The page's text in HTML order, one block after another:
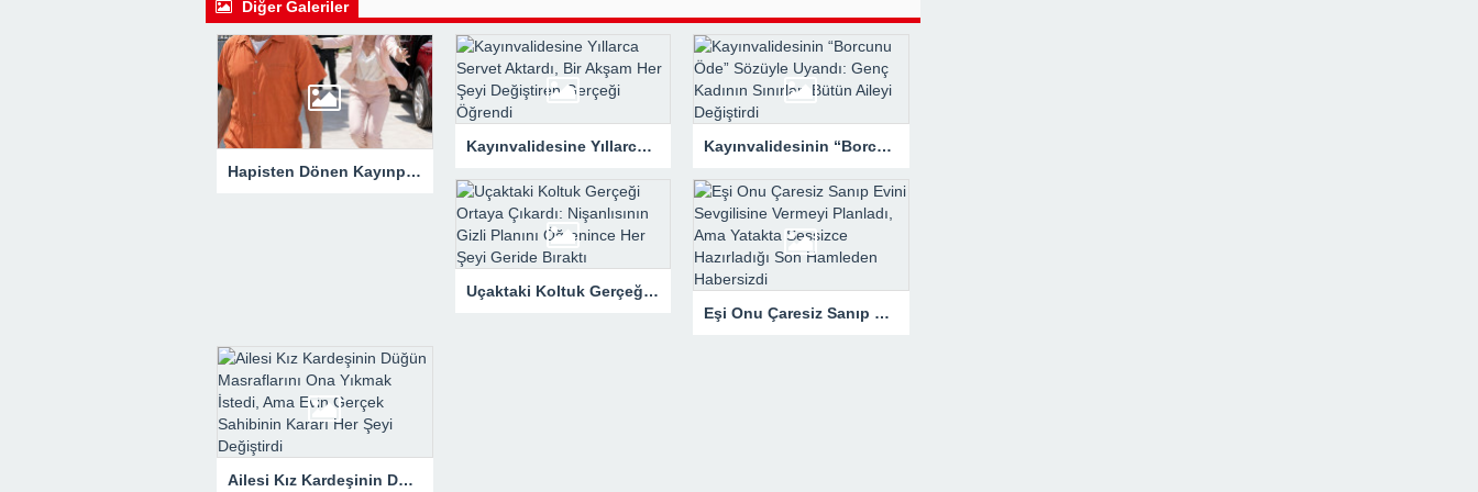
Diğer Galeriler
Hapisten Dönen Kayınpederini Mahzene Saklamak İstediler, Gelini Gerçeği Ortaya Çıkardı
Kayınvalidesine Yıllarca Servet Aktardı, Bir Akşam Her Şeyi Değiştiren Gerçeği Öğrendi Kayınvalidesinin “Borcunu Öde” Sözüyle Uyandı: Genç Kadının Sınırları Bütün Aileyi Değiştirdi
Uçaktaki Koltuk Gerçeği Ortaya Çıkardı: Nişanlısının Gizli Planını Öğrenince Her Şeyi Geride Bıraktı
Eşi Onu Çaresiz Sanıp Evini Sevgilisine Vermeyi Planladı, Ama Yatakta Sessizce Hazırladığı Son Hamleden Habersizdi
Ailesi Kız Kardeşinin Düğün Masraflarını Ona Yıkmak İstedi, Ama Evin Gerçek Sahibinin Kararı Her Şeyi Değiştirdi